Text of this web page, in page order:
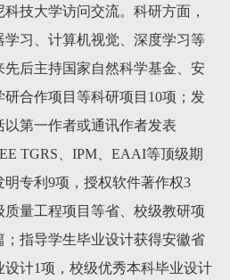
技大学访问交流。科研方面，
习、计算机视觉、深度学习等
后主持国家自然科学基金、安
合作项目等科研项目10项；发
第一作者或通讯作者发表
TGRS、IPM、EAAI等顶级期
专利9项，授权软件著作权3
量工程项目等省、校级教研项
；指导学生毕业设计获得安徽省
计1项，校级优秀本科毕业设计